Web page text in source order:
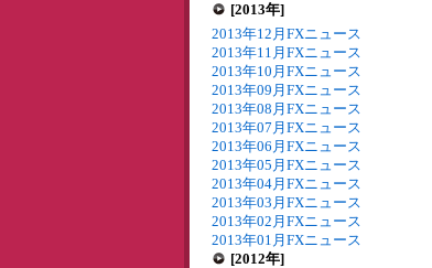
[2013年]
2013年12月FXニュース
2013年11月FXニュース
2013年10月FXニュース
2013年09月FXニュース
2013年08月FXニュース
2013年07月FXニュース
2013年06月FXニュース
2013年05月FXニュース
2013年04月FXニュース
2013年03月FXニュース
2013年02月FXニュース
2013年01月FXニュース
[2012年]